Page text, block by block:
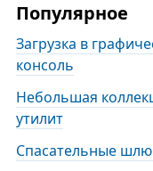
Популярное
Загрузка в
консоль
Небольшая
утилит
Спасательные